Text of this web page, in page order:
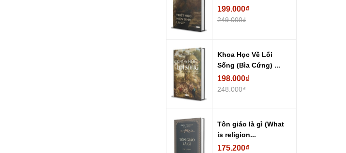
199.000₫
249.000₫
Khoa Học Về Lối
Sống (Bìa Cứng) ...
198.000₫
248.000₫
Tôn giáo là gì (What
is religion...
175.200₫